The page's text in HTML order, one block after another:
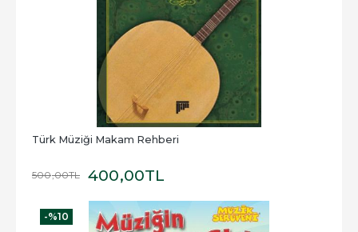
Türk Müziği Makam Rehberi
500,00TL 400,00TL
-%10